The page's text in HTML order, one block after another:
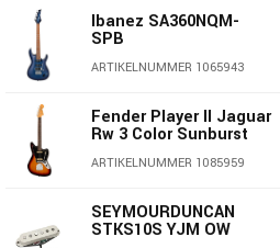
Ibanez SA360NQM-
SPB
ARTIKELNUMMER 1065943
Fender Player II Jaguar
Rw 3 Color Sunburst
ARTIKELNUMMER 1085959
SEYMOURDUNCAN
STKS10S YJM OW